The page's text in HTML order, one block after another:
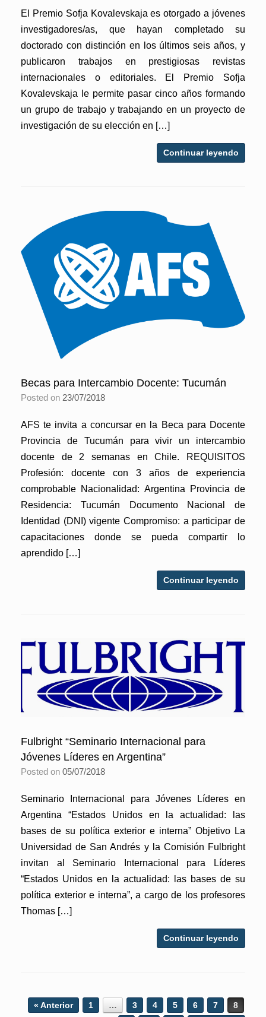
El Premio Sofja Kovalevskaja es otorgado a jóvenes
investigadores/as, que hayan completado su
doctorado con distinción en los últimos seis años, y
publicaron trabajos en prestigiosas revistas
internacionales o editoriales. El Premio Sofja
Kovalevskaja le permite pasar cinco años formando
un grupo de trabajo y trabajando en un proyecto de
investigación de su elección en […]
Continuar leyendo
Becas para Intercambio Docente: Tucumán
Posted on 23/07/2018
AFS te invita a concursar en la Beca para Docente
Provincia de Tucumán para vivir un intercambio
docente de 2 semanas en Chile. REQUISITOS
Profesión: docente con 3 años de experiencia
comprobable Nacionalidad: Argentina Provincia de
Residencia: Tucumán Documento Nacional de
Identidad (DNI) vigente Compromiso: a participar de
capacitaciones donde se pueda compartir lo
aprendido […]
Continuar leyendo
Fulbright “Seminario Internacional para
Jóvenes Líderes en Argentina”
Posted on 05/07/2018
Seminario Internacional para Jóvenes Líderes en
Argentina “Estados Unidos en la actualidad: las
bases de su política exterior e interna” Objetivo La
Universidad de San Andrés y la Comisión Fulbright
invitan al Seminario Internacional para Líderes
“Estados Unidos en la actualidad: las bases de su
política exterior e interna”, a cargo de los profesores
Thomas […]
Continuar leyendo
Post navigation
« Anterior 1 … 3 4 5 6 7
8